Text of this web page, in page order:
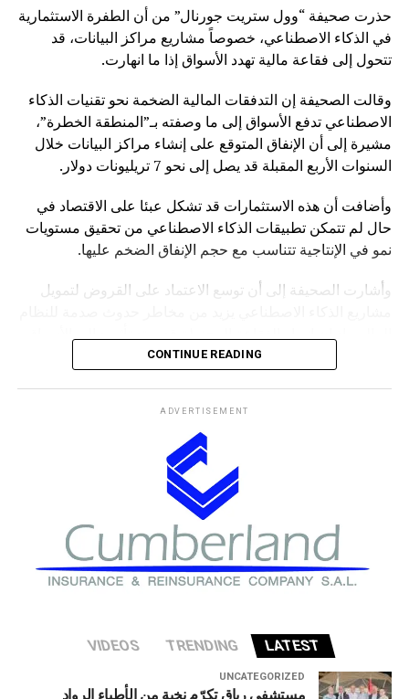
حذرت صحيفة “وول ستريت جورنال” من أن الطفرة الاستثمارية
في الذكاء الاصطناعي، خصوصاً مشاريع مراكز البيانات، قد
تتحول إلى فقاعة مالية تهدد الأسواق إذا ما انهارت.
وقالت الصحيفة إن التدفقات المالية الضخمة نحو تقنيات الذكاء
الاصطناعي تدفع الأسواق إلى ما وصفته بـ”المنطقة الخطرة”،
مشيرة إلى أن الإنفاق المتوقع على إنشاء مراكز البيانات خلال
السنوات الأربع المقبلة قد يصل إلى نحو 7 تريليونات دولار.
وأضافت أن هذه الاستثمارات قد تشكل عبئا على الاقتصاد في
حال لم تتمكن تطبيقات الذكاء الاصطناعي من تحقيق مستويات
نمو في الإنتاجية تتناسب مع حجم الإنفاق الضخم عليها.
وأشارت الصحيفة إلى أن توسع الاعتماد على القروض لتمويل
وكانت صحيفة “NOTUS” قد نقلت في وقت سابق أن محللين
في وزارة الخزانة الأميركية حذروا من ارتفاع المخاطر التي قد
تواجه الاقتصاد الأميركي إذا شهد قطاع الذكاء الاصطناعي
تصحيحا حادا أو انهيارا في التقييمات الاستثمارية.
CONTINUE READING
ADVERTISEMENT
LATEST
TRENDING
VIDEOS
UNCATEGORIZED
مستشفى رياق تكرّم نخبة من الأطباء الرواد